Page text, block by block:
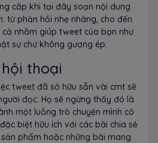
cấp khi tại đây soạn nội dung
từ phản hồi nhẹ nhàng, cho đến
nhằm giúp tweet của bạn như
sự chứ không gượng ép.
thoại
tweet đã sở hữu sẵn vài cmt sẽ
đọc. Họ sẽ ngừng thấy đó là
một luồng trò chuyện mình có
biệt hữu ích với các bài chia sẻ
phẩm hoặc những bài mang